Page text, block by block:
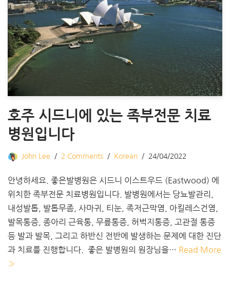
호주 시드니에 있는 족부전문 치료
병원입니다
John Lee 2 Comments Korean 24/04/2022
안녕하세요. 좋은발병원은 시드니 이스트우드 (Eastwood) 에
위치한 족부전문 치료병원입니다. ​발병원에서는 당뇨발관리,
내성발톱, 발톱무좀, 사마귀, 티눈, 족저근막염, 아킬레스건염,
발목통증, 종아리 근육통, 무릎통증, 허벅지통증, 고관절 통증
등 발과 발목, 그리고 하반신 전반에 발생하는 문제에 대한 진단
과 치료를 진행합니다. ​ 좋은 발병원의 원장님을… Read More
»